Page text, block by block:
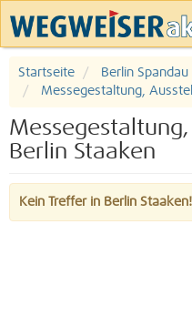
Startseite
Berlin Spandau
Messegestaltung,
Berlin Staaken
Kein Treffer in Berlin Staaken!